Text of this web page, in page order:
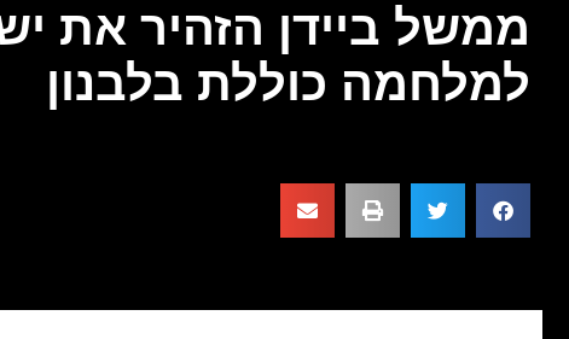
ממשל ביידן הזהיר את
למלחמה כוללת בלבנון